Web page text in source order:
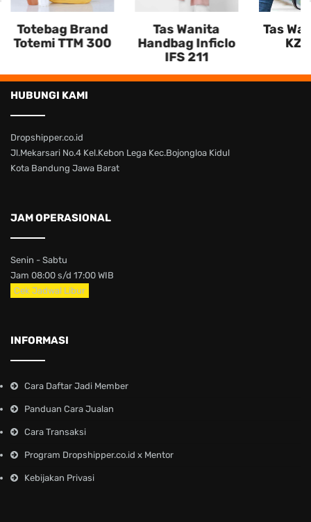
Totebag Brand
Totemi TTM 300
Tas Wanita
Handbag Inficlo
IFS 211
Tas
HUBUNGI KAMI
Dropshipper.co.id
Jl.Mekarsari No.4 Kel.Kebon Lega Kec.Bojongloa Kidul
Kota Bandung Jawa Barat
JAM OPERASIONAL
Senin - Sabtu
Jam 08:00 s/d 17:00 WIB
Cek Jadwal Libur
INFORMASI
Cara Daftar Jadi Member
Panduan Cara Jualan
Cara Transaksi
Program Dropshipper.co.id x Mentor
Kebijakan Privasi